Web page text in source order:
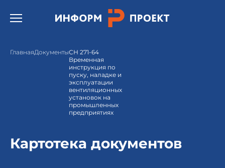
Открыть бургер меню.
ГлавнаяДокументыСН 271-64
Временная
инструкция по
пуску, наладке и
эксплуатации
вентиляционных
установок на
промышленных
предприятиях
Картотека документов